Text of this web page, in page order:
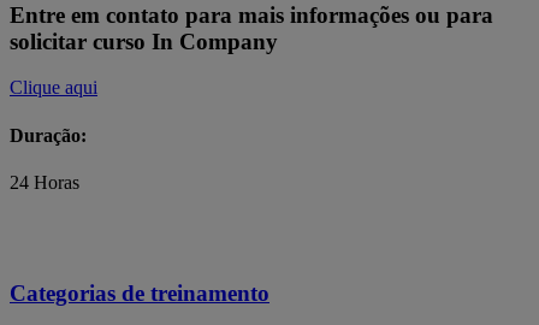
Entre em contato para mais informações ou para
solicitar curso In Company
Clique aqui
Duração:
24 Horas
Categorias de treinamento